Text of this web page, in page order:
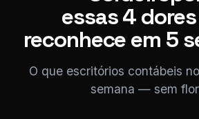
essas 4
reconhece em 5
O que escritórios contábeis
semana — sem